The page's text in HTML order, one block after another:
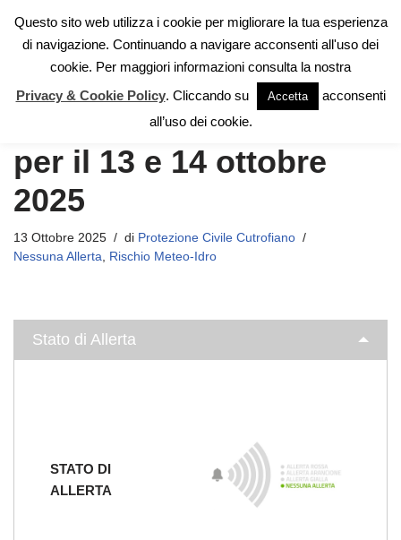
Vai
contenuto
Nessuna Allerta Meteo
per il 13 e 14 ottobre
2025
13 Ottobre 2025 di Protezione Civile Cutrofiano
Nessuna Allerta, Rischio Meteo-Idro
Stato di Allerta
STATO DI
ALLERTA
Questo sito web utilizza i cookie per migliorare la tua esperienza
di navigazione. Continuando a navigare acconsenti all'uso dei
cookie. Per maggiori informazioni consulta la nostra
Privacy & Cookie Policy. Cliccando su Accetta
acconsenti
all’uso dei cookie.